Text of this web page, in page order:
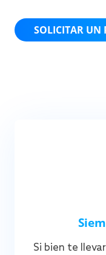
SOLICITAR UN
Si bien te